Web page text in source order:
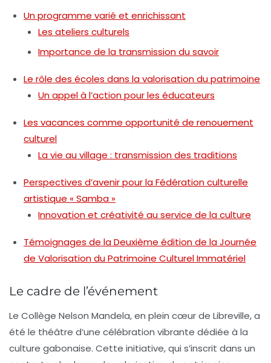
Un programme varié et enrichissant
Les ateliers culturels
Importance de la transmission du savoir
Le rôle des écoles dans la valorisation du patrimoine
Un appel à l’action pour les éducateurs
Les vacances comme opportunité de renouement
culturel
La vie au village : transmission des traditions
Perspectives d’avenir pour la Fédération culturelle
artistique « Samba »
Innovation et créativité au service de la culture
Témoignages de la Deuxième édition de la Journée
de Valorisation du Patrimoine Culturel Immatériel
Le cadre de l’événement
Le Collège Nelson Mandela, en plein cœur de Libreville, a
été le théâtre d’une célébration vibrante dédiée à la
culture gabonaise. Cette initiative, qui s’inscrit dans un